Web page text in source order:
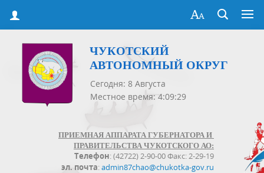
ЧУКОТСКИЙ
АВТОНОМНЫЙ ОКРУГ
Сегодня: 8 Августа
Местное время: 4:09:29
ПРИЕМНАЯ АППАРАТА ГУБЕРНАТОРА И
ПРАВИТЕЛЬСТВА ЧУКОТСКОГО АО:
Телефон: (42722) 2-90-00 Факс: 2-29-19
эл. почта:admin87chao@chukotka-gov.ru